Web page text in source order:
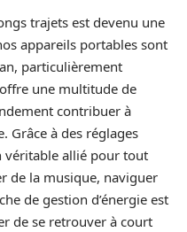
trajets est devenu une
appareils portables sont
particulièrement
une multitude de
contribuer à
Grâce à des réglages
véritable allié pour tout
de la musique, naviguer
de gestion d’énergie est
de se retrouver à court